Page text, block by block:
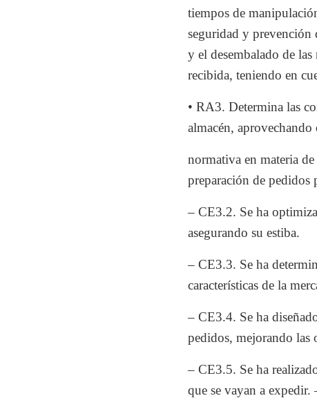
tiempos de
seguridad y prevención
y el desembalado de
recibida, teniendo en
• RA3. Determina las
almacén,
normativa en materia
preparación de pedidos
– CE3.2. Se ha
asegurando su estiba.
– CE3.3. Se ha
características de la
– CE3.4. Se ha
pedidos, mejorando las
– CE3.5. Se ha
que se vayan a